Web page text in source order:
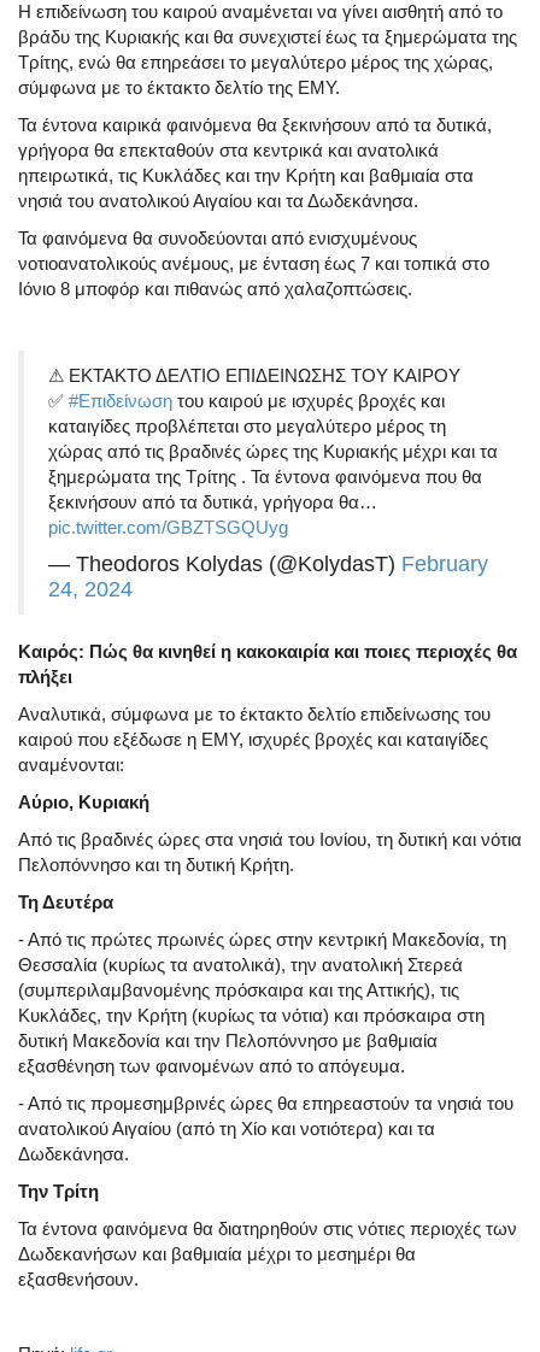
Η επιδείνωση του καιρού αναμένεται να γίνει αισθητή από το
βράδυ της Κυριακής και θα συνεχιστεί έως τα ξημερώματα της
Τρίτης, ενώ θα επηρεάσει το μεγαλύτερο μέρος της χώρας,
σύμφωνα με το έκτακτο δελτίο της ΕΜΥ.
Τα έντονα καιρικά φαινόμενα θα ξεκινήσουν από τα δυτικά,
γρήγορα θα επεκταθούν στα κεντρικά και ανατολικά
ηπειρωτικά, τις Κυκλάδες και την Κρήτη και βαθμιαία στα
νησιά του ανατολικού Αιγαίου και τα Δωδεκάνησα.
Τα φαινόμενα θα συνοδεύονται από ενισχυμένους
νοτιοανατολικούς ανέμους, με ένταση έως 7 και τοπικά στο
Ιόνιο 8 μποφόρ και πιθανώς από χαλαζοπτώσεις.
⚠ ΕΚΤΑΚΤΟ ΔΕΛΤΙΟ ΕΠΙΔΕΙΝΩΣΗΣ ΤΟΥ ΚΑΙΡΟΥ
✅ #Επιδείνωση του καιρού με ισχυρές βροχές και
καταιγίδες προβλέπεται στο μεγαλύτερο μέρος τη
χώρας από τις βραδινές ώρες της Κυριακής μέχρι και τα
ξημερώματα της Τρίτης . Τα έντονα φαινόμενα που θα
ξεκινήσουν από τα δυτικά, γρήγορα θα…
pic.twitter.com/GBZTSGQUyg
— Theodoros Kolydas (@KolydasT) February
24, 2024
Καιρός: Πώς θα κινηθεί η κακοκαιρία και ποιες περιοχές θα
πλήξει
Αναλυτικά, σύμφωνα με το έκτακτο δελτίο επιδείνωσης του
καιρού που εξέδωσε η ΕΜΥ, ισχυρές βροχές και καταιγίδες
αναμένονται:
Αύριο, Κυριακή
Από τις βραδινές ώρες στα νησιά του Ιονίου, τη δυτική και νότια
Πελοπόννησο και τη δυτική Κρήτη.
Τη Δευτέρα
- Από τις πρώτες πρωινές ώρες στην κεντρική Μακεδονία, τη
Θεσσαλία (κυρίως τα ανατολικά), την ανατολική Στερεά
(συμπεριλαμβανομένης πρόσκαιρα και της Αττικής), τις
Κυκλάδες, την Κρήτη (κυρίως τα νότια) και πρόσκαιρα στη
δυτική Μακεδονία και την Πελοπόννησο με βαθμιαία
εξασθένηση των φαινομένων από το απόγευμα.
- Από τις προμεσημβρινές ώρες θα επηρεαστούν τα νησιά του
ανατολικού Αιγαίου (από τη Χίο και νοτιότερα) και τα
Δωδεκάνησα.
Την Τρίτη
Τα έντονα φαινόμενα θα διατηρηθούν στις νότιες περιοχές των
Δωδεκανήσων και βαθμιαία μέχρι το μεσημέρι θα
εξασθενήσουν.